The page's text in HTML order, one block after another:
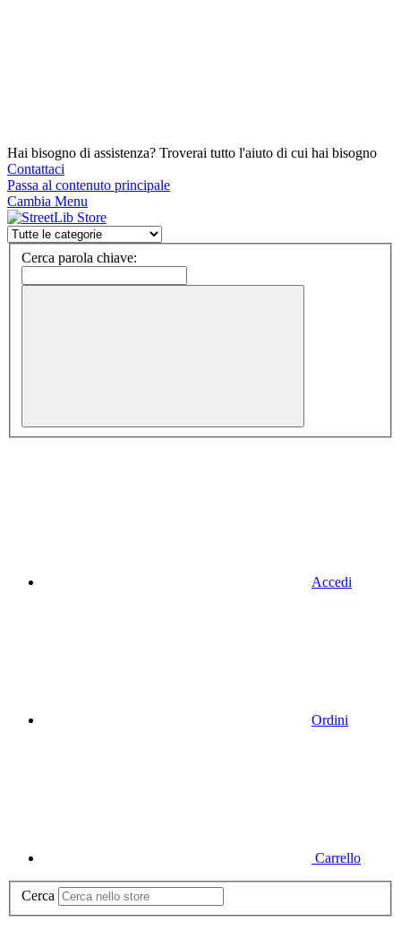
Hai bisogno di assistenza? Troverai tutto l'aiuto di cui hai bisogno
Contattaci
Passa al contenuto principale
Cambia Menu
Cerca parola chiave:
Accedi
Ordini
Carrello
Cerca